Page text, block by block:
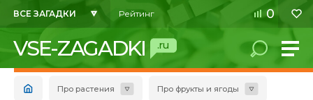
ВСЕ ЗАГАДКИ Рейтинг 0
VSE-ZAGADKI .ru
Про растения Про фрукты и ягоды